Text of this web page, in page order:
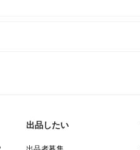
出品したい